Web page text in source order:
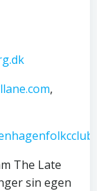
,
The Late
sin egen